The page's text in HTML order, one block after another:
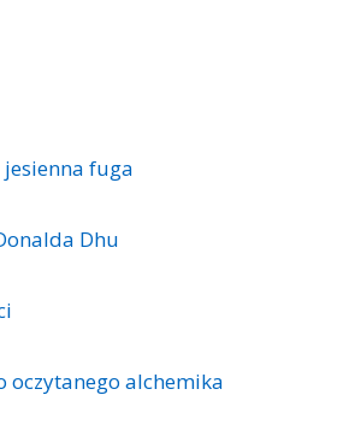
fuga
Dhu
oczytanego alchemika